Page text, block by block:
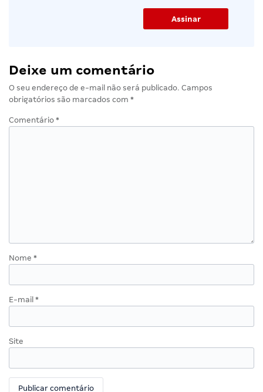
Deixe um comentário
O seu endereço de e-mail não será publicado. Campos
obrigatórios são marcados com *
Comentário *
Nome *
E-mail *
Site